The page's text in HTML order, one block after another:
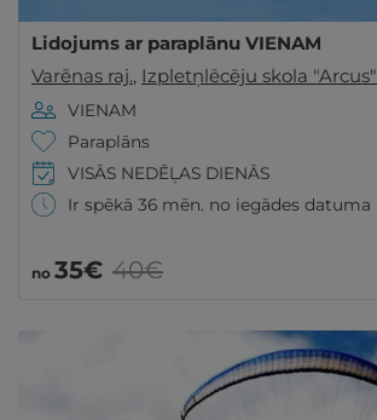
Lidojums ar paraplānu VIENAM
Varēnas raj., Izpletņlēcēju skola "Arcus"
VIENAM
Paraplāns
VISĀS NEDĒĻAS DIENĀS
Ir spēkā 36 mēn. no iegādes datuma
no 35€ 40€